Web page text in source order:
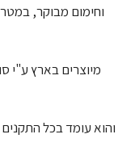
וחימום מבוקר,